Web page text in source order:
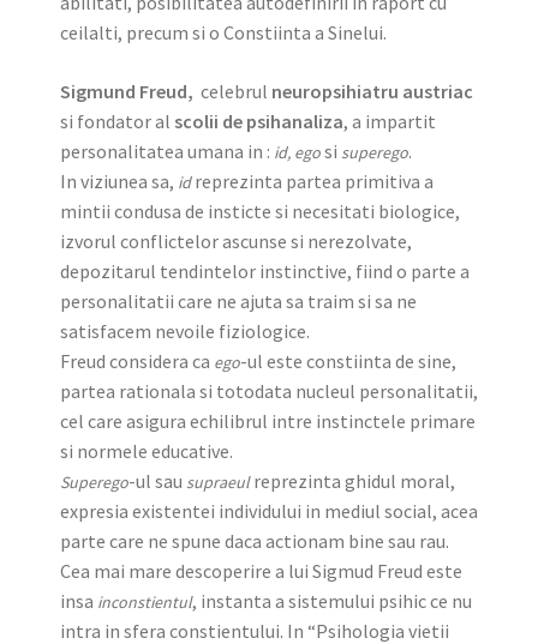
ceilalti, precum si o Constiinta a Sinelui.
Sigmund Freud, celebrul neuropsihiatru austriac
si fondator al scolii de psihanaliza, a impartit
personalitatea umana in : id, egosi superego.
In viziunea sa, idreprezinta partea primitiva a
mintii condusa de insticte si necesitati biologice,
izvorul conflictelor ascunse si nerezolvate,
depozitarul tendintelor instinctive, fiind o parte a
personalitatii care ne ajuta sa traim si sa ne
satisfacem nevoile fiziologice.
Freud considera ca ego-ul este constiinta de sine,
partea rationala si totodata nucleul personalitatii,
cel care asigura echilibrul intre instinctele primare
si normele educative.
Superego-ul sau supraeulreprezinta ghidul moral,
expresia existentei individului in mediul social, acea
parte care ne spune daca actionam bine sau rau.
Cea mai mare descoperire a lui Sigmud Freud este
insa inconstientul, instanta a sistemului psihic ce nu
intra in sfera constientului. In “Psihologia vietii